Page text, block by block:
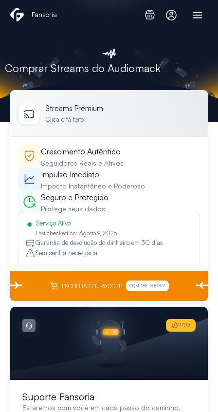
Fansoria
Comprar Streams do Audiomack
Streams Premium
Clica e tá feito
Crescimento Autêntico
Seguidores Reais e Ativos
Impulso Imediato
Impacto Instantâneo e Poderoso
Seguro e Protegido
Protege seus dados
Serviço Ativo
Last checked on: Agosto 9, 2026
Garantia de devolução do dinheiro em 30 dias
Sem senha necessária
ESCOLHA SEU PACOTE COMPRE AGORA!
Suporte Fansoria
Estaremos com você em cada passo do caminho.
24/7